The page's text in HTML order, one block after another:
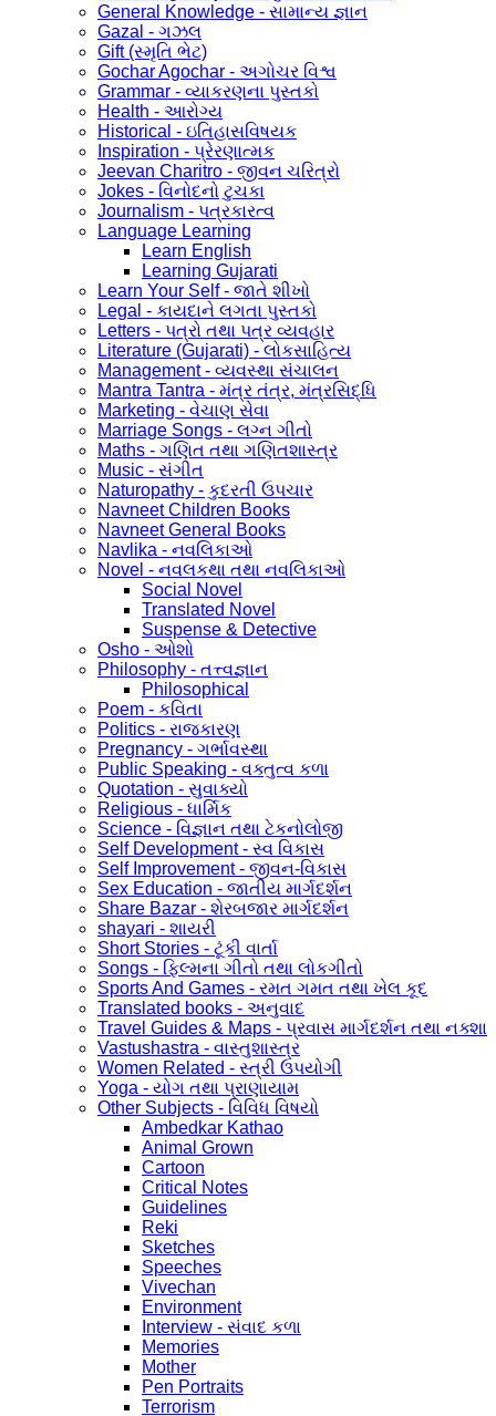
General Knowledge - સામાન્ય જ્ઞાન
Gazal - ગઝલ
Gift (સ્મૃતિ ભેટ)
Gochar Agochar - અગોચર વિશ્વ
Grammar - વ્યાકરણના પુસ્તકો
Health - આરોગ્ય
Historical - ઇતિહાસવિષયક
Inspiration - પ્રેરણાત્મક
Jeevan Charitro - જીવન ચરિત્રો
Jokes - વિનોદનો ટુચકા
Journalism - પત્રકારત્વ
Language Learning
Learn English
Learning Gujarati
Learn Your Self - જાતે શીખો
Legal - કાયદાને લગતા પુસ્તકો
Letters - પત્રો તથા પત્ર વ્યવહાર
Literature (Gujarati) - લોકસાહિત્ય
Management - વ્યવસ્થા સંચાલન
Mantra Tantra - મંત્ર તંત્ર, મંત્રસિદ્ધિ
Marketing - વેચાણ સેવા
Marriage Songs - લગ્ન ગીતો
Maths - ગણિત તથા ગણિતશાસ્ત્ર
Music - સંગીત
Naturopathy - કુદરતી ઉપચાર
Navneet Children Books
Navneet General Books
Navlika - નવલિકાઓ
Novel - નવલકથા તથા નવલિકાઓ
Social Novel
Translated Novel
Suspense & Detective
Osho - ઓશો
Philosophy - તત્ત્વજ્ઞાન
Philosophical
Poem - કવિતા
Politics - રાજકારણ
Pregnancy - ગર્ભાવસ્થા
Public Speaking - વક્તુત્વ કળા
Quotation - સુવાક્યો
Religious - ધાર્મિક
Science - વિજ્ઞાન તથા ટેકનોલોજી
Self Development - સ્વ વિકાસ
Self Improvement - જીવન-વિકાસ
Sex Education - જાતીય માર્ગદર્શન
Share Bazar - શેરબજાર માર્ગદર્શન
shayari - શાયરી
Short Stories - ટૂંકી વાર્તા
Songs - ફિલ્મના ગીતો તથા લોકગીતો
Sports And Games - રમત ગમત તથા ખેલ કૂદ
Translated books - અનુવાદ
Travel Guides & Maps - પ્રવાસ માર્ગદર્શન તથા નક્શા
Vastushastra - વાસ્તુશાસ્ત્ર
Women Related - સ્ત્રી ઉપયોગી
Yoga - યોગ તથા પ્રાણાયામ
Other Subjects - વિવિધ વિષયો
Ambedkar Kathao
Animal Grown
Cartoon
Critical Notes
Guidelines
Reki
Sketches
Speeches
Vivechan
Environment
Interview - સંવાદ કળા
Memories
Mother
Pen Portraits
Terrorism